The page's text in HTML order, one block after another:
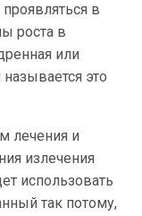
в
роста в
или
это
лечения и
излечения
использовать
так потому,